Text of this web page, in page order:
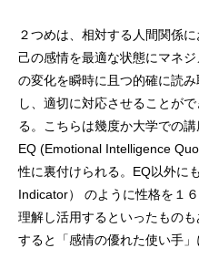
２つめは、相対する人間関係
己の感情を最適な状態にマネ
の変化を瞬時に且つ的確に読
し、適切に対応させることが
る。こちらは幾度か大学での
EQ (Emotional Intelligence
性に裏付けられる。EQ以外に
Indicator） のように性格を１
理解し活用するといったもの
すると「感情の優れた使い手」